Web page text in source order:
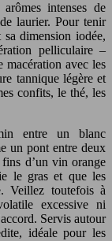
intenses de
laurier. Pour tenir
dimension iodée,
pelliculaire –
macération avec les
tannique légère et
confits, le thé, les
entre un blanc
un pont entre deux
d’un vin orange
le gras et que les
Veillez toutefois à
excessive ni
Servis autour
idéale pour les